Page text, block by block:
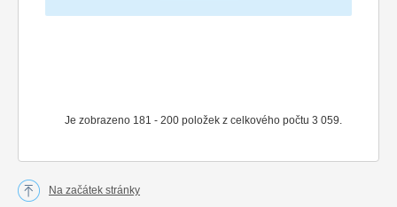
Je zobrazeno 181 - 200 položek z celkového počtu 3 059.
Na začátek stránky